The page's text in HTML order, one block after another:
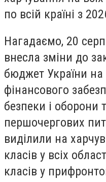
по всій країні з
Нагадаємо, 20
внесла зміни до
бюджет України
фінансового
безпеки і оборони
першочергових
виділили на
класів у всіх
класів у